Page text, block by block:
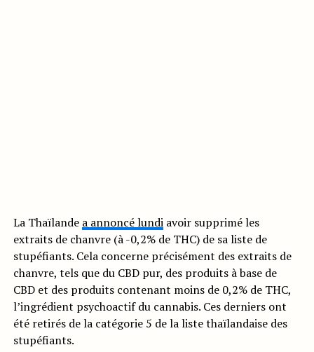
La Thaïlande a annoncé lundiavoir supprimé les
extraits de chanvre (à -0,2% de THC) de sa liste de
stupéfiants. Cela concerne précisément des extraits de
chanvre, tels que du CBD pur, des produits à base de
CBD et des produits contenant moins de 0,2% de THC,
l’ingrédient psychoactif du cannabis. Ces derniers ont
été retirés de la catégorie 5 de la liste thaïlandaise des
stupéfiants.